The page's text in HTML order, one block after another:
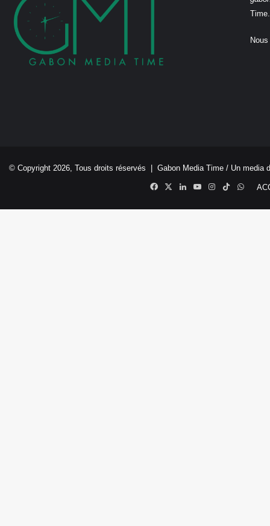
Time.
© Copyright 2026, Tous droits réservés | Gabon Media Time / Un media
Facebook
X LinkedinYouTubeInstagram
TikTok